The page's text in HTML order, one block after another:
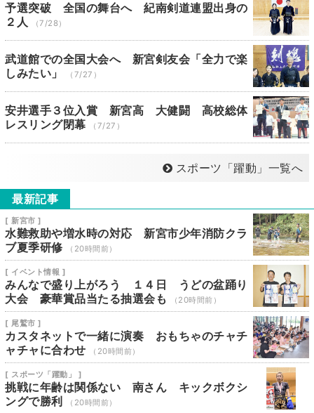
予選突破 全国の舞台へ 紀南剣道連盟出身の
２人
（7/28）
武道館での全国大会へ 新宮剣友会「全力で楽
しみたい」
（7/27）
安井選手３位入賞 新宮高 大健闘 高校総体
レスリング閉幕
（7/27）
スポーツ「躍動」一覧へ
最新記事
[ 新宮市 ]
水難救助や増水時の対応 新宮市少年消防クラ
ブ夏季研修
（20時間前）
[ イベント情報 ]
みんなで盛り上がろう １４日 うどの盆踊り
大会 豪華賞品当たる抽選会も
（20時間前）
[ 尾鷲市 ]
カスタネットで一緒に演奏 おもちゃのチャチ
ャチャに合わせ
（20時間前）
[ スポーツ「躍動」 ]
挑戦に年齢は関係ない 南さん キックボクシ
ングで勝利
（20時間前）